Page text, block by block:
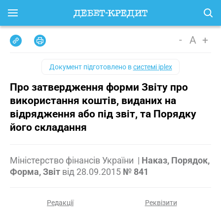
- A +
Документ підготовлено всистемі iplex
Про затвердження форми Звіту про
використання коштів, виданих на
відрядження або під звіт, та Порядку
його складання
Міністерство фінансів України | Наказ, Порядок,
Форма, Звіт від 28.09.2015 № 841
Редакції Реквізити